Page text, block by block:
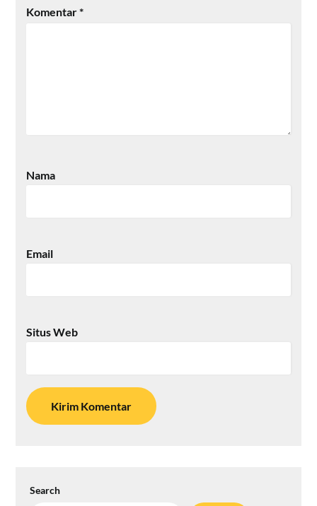
Komentar*
Nama
Email
Situs Web
Search